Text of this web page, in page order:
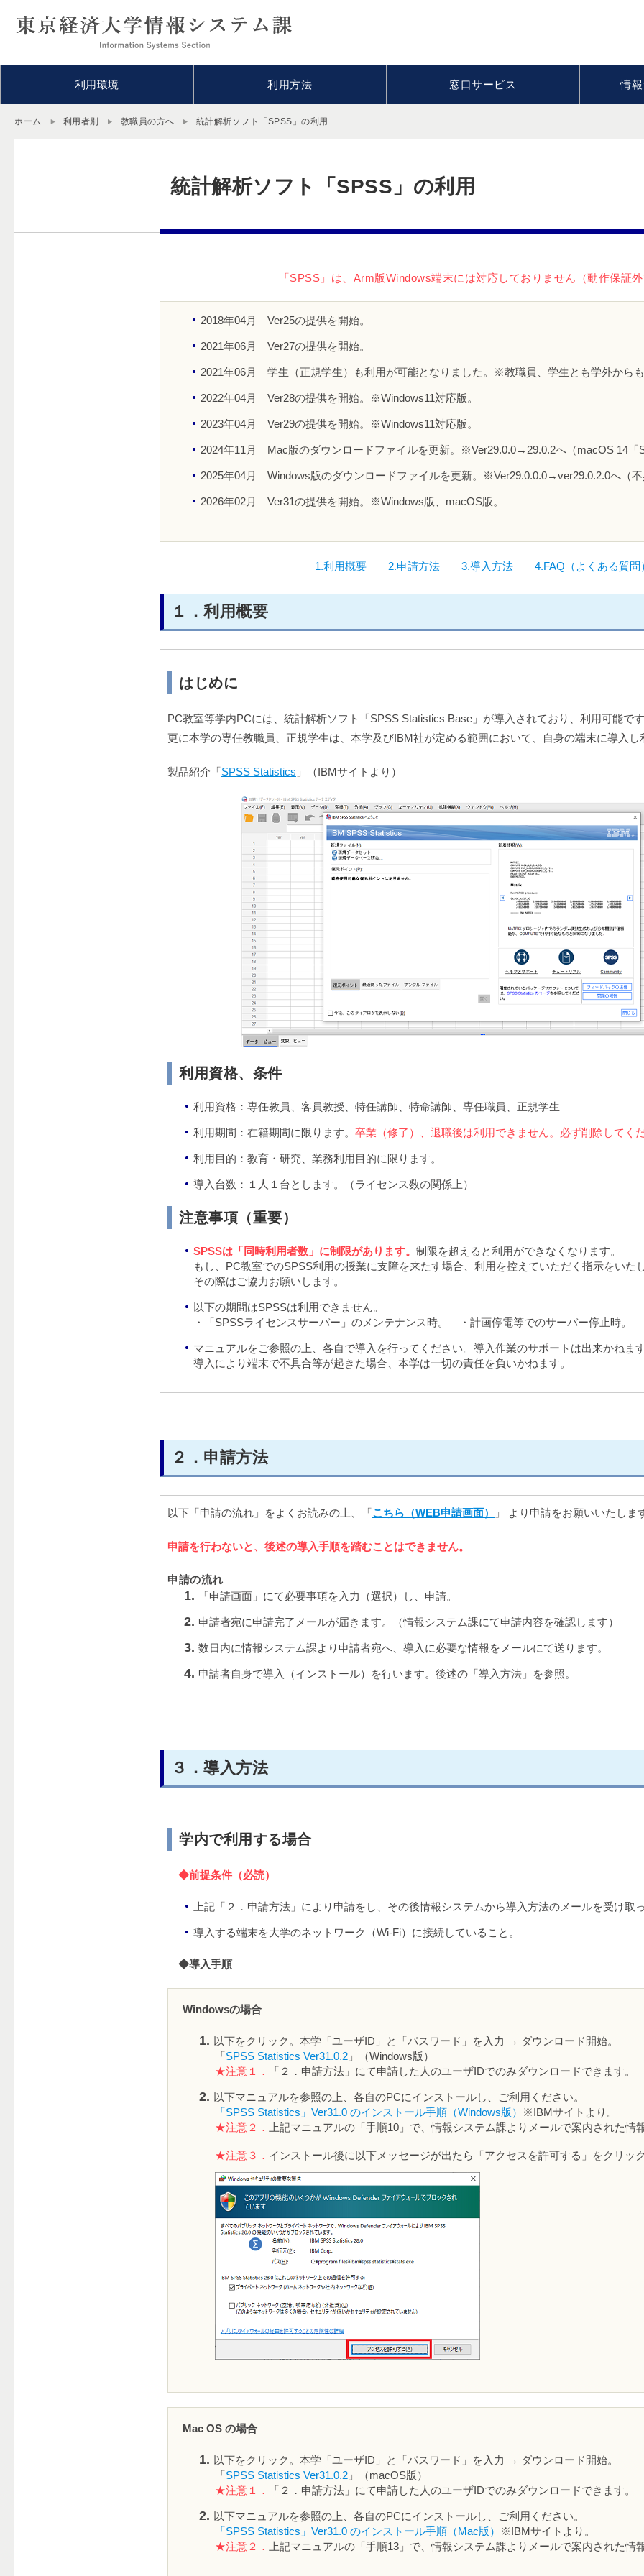
利用環境 利用方法 窓口サービス 情
ホーム 利用者別 教職員の方へ 統計解析ソフト「SPSS」の利用
統計解析ソフト「SPSS」の利用
「SPSS」は、Arm版Windows端末には対応しておりません（動作保証外
2018年04月 Ver25の提供を開始。
2021年06月 Ver27の提供を開始。
2021年06月 学生（正規学生）も利用が可能となりました。※教職員、学生とも学外からも
2022年04月 Ver28の提供を開始。※Windows11対応版。
2023年04月 Ver29の提供を開始。※Windows11対応版。
2024年11月 Mac版のダウンロードファイルを更新。※Ver29.0.0→29.0.2へ（macOS 14「
2025年04月 Windows版のダウンロードファイルを更新。※Ver29.0.0.0→ver29.0.2.0へ（不
2026年02月 Ver31の提供を開始。※Windows版、macOS版。
1.利用概要 2.申請方法 3.導入方法 4.FAQ（よくある質問
１．利用概要
はじめに
PC教室等学内PCには、統計解析ソフト「SPSS Statistics Base」が導入されており、利用可能です
更に本学の専任教職員、正規学生は、本学及びIBM社が定める範囲において、自身の端末に導入し
製品紹介「SPSS Statistics 」（IBMサイトより）
利用資格、条件
利用資格：専任教員、客員教授、特任講師、特命講師、専任職員、正規学生
利用期間：在籍期間に限ります。 卒業（修了）、退職後は利用できません。必ず削除してくだ
利用目的：教育・研究、業務利用目的に限ります。
導入台数：１人１台とします。（ライセンス数の関係上）
注意事項（重要）
SPSSは「同時利用者数」に制限があります。 制限を超えると利用ができなくなります。
もし、PC教室でのSPSS利用の授業に支障を来たす場合、利用を控えていただく指示をいたし
その際はご協力お願いします。
以下の期間はSPSSは利用できません。
・「SPSSライセンスサーバー」のメンテナンス時。 ・計画停電等でのサーバー停止時。
マニュアルをご参照の上、各自で導入を行ってください。導入作業のサポートは出来かねます
導入により端末で不具合等が起きた場合、本学は一切の責任を負いかねます。
２．申請方法
以下「申請の流れ」をよくお読みの上、「こちら（WEB申請画面） 」 より申請をお願いいたしま
申請を行わないと、後述の導入手順を踏むことはできません。
申請の流れ
「申請画面」にて必要事項を入力（選択）し、申請。
申請者宛に申請完了メールが届きます。（情報システム課にて申請内容を確認します）
数日内に情報システム課より申請者宛へ、導入に必要な情報をメールにて送ります。
申請者自身で導入（インストール）を行います。後述の「導入方法」を参照。
３．導入方法
学内で利用する場合
◆前提条件（必読）
上記「２．申請方法」により申請をし、その後情報システムから導入方法のメールを受け取
導入する端末を大学のネットワーク（Wi-Fi）に接続していること。
◆導入手順
Windowsの場合
以下をクリック。本学「ユーザID」と「パスワード」を入力 → ダウンロード開始。
「SPSS Statistics Ver31.0.2 」（Windows版）
★注意１．
「２．申請方法」にて申請した人のユーザIDでのみダウンロードできます。
以下マニュアルを参照の上、各自のPCにインストールし、ご利用ください。
「SPSS Statistics」Ver31.0 のインストール手順（Windows版）
※IBMサイトより。
★注意２．
上記マニュアルの「手順10」で、情報システム課よりメールで案内された情
★注意３． インストール後に以下メッセージが出たら「アクセスを許可する」をクリッ
Mac OS の場合
以下をクリック。本学「ユーザID」と「パスワード」を入力 → ダウンロード開始。
「SPSS Statistics Ver31.0.2 」（macOS版）
★注意１．
「２．申請方法」にて申請した人のユーザIDでのみダウンロードできます。
以下マニュアルを参照の上、各自のPCにインストールし、ご利用ください。
「SPSS Statistics」Ver31.0 のインストール手順（Mac版）
※IBMサイトより。
★注意２．
上記マニュアルの「手順13」で、情報システム課よりメールで案内された情